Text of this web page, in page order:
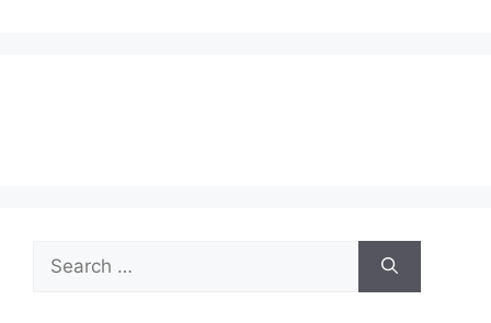
for: